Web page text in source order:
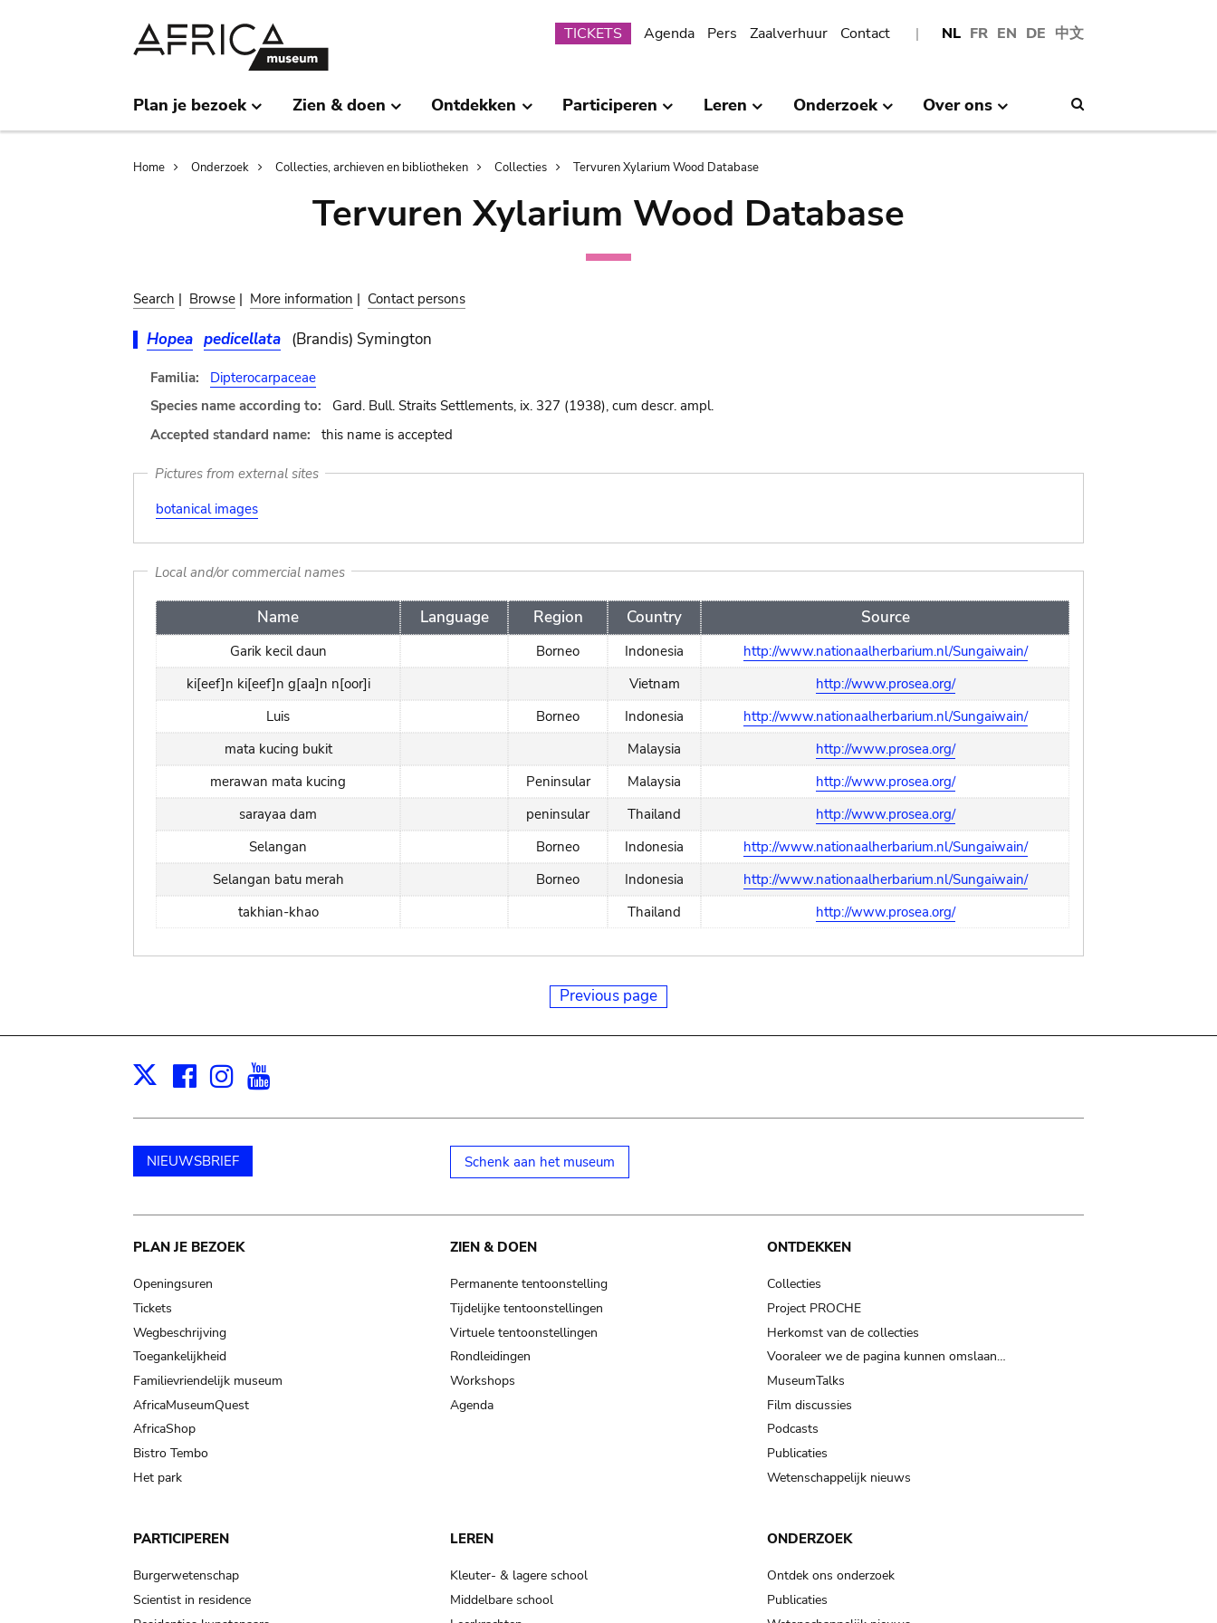
NL FR EN DE 中文
Submenu
TICKETS Agenda Pers Zaalverhuur Contact
Plan je bezoek Zien & doen Ontdekken Participeren Leren Onderzoek Over ons
Breadcrumb
Home Onderzoek Collecties, archieven en bibliotheken Collecties Tervuren Xylarium Wood Database
Tervuren Xylarium Wood Database
Search | Browse | More information | Contact persons
Hopea pedicellata (Brandis) Symington
Familia:
Dipterocarpaceae
Species name according to:
Gard. Bull. Straits Settlements, ix. 327 (1938), cum descr. ampl.
Accepted standard name:
this name is accepted
Pictures from external sites
botanical images
Local and/or commercial names
Name Language Region Country Source
Garik kecil daun Borneo Indonesia
http://www.nationaalherbarium.nl/Sungaiwain/
ki[eef]n ki[eef]n g[aa]n n[oor]i
Vietnam
http://www.prosea.org/
Luis
Borneo Indonesia
http://www.nationaalherbarium.nl/Sungaiwain/
mata kucing bukit
Malaysia
http://www.prosea.org/
merawan mata kucing
Peninsular Malaysia
http://www.prosea.org/
sarayaa dam
peninsular Thailand
http://www.prosea.org/
Selangan
Borneo Indonesia
http://www.nationaalherbarium.nl/Sungaiwain/
Selangan batu merah
Borneo Indonesia
http://www.nationaalherbarium.nl/Sungaiwain/
takhian-khao
Thailand http://www.prosea.org/
Previous page
X Facebook
Instagram
NIEUWSBRIEF Schenk aan het museum
Main
navigation
PLAN JE BEZOEK
Openingsuren
Tickets
Wegbeschrijving
Toegankelijkheid
Familievriendelijk museum
AfricaMuseumQuest
AfricaShop
Bistro Tembo
Het park
ZIEN & DOEN
Permanente tentoonstelling
Tijdelijke tentoonstellingen
Virtuele tentoonstellingen
Rondleidingen
Workshops
Agenda
ONTDEKKEN
Collecties
Project PROCHE
Herkomst van de collecties
Vooraleer we de pagina kunnen omslaan…
MuseumTalks
Film discussies
Podcasts
Publicaties
Wetenschappelijk nieuws
PARTICIPEREN
Burgerwetenschap
Scientist in residence
LEREN
Kleuter- & lagere school
Middelbare school
ONDERZOEK
Ontdek ons onderzoek
Publicaties